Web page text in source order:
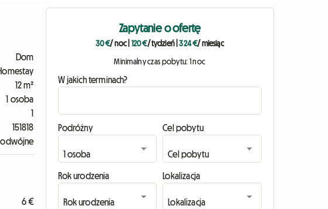
Dom
12 m²
1 osoba
1
151818
6 €
Zapytanie o ofertę
30 €/ noc 120 €/ tydzień|324 €/ miesiąc
Minimalny czas pobytu: 1 noc
W jakich terminach?
Podróżny Cel pobytu
Rok urodzenia Lokalizacja